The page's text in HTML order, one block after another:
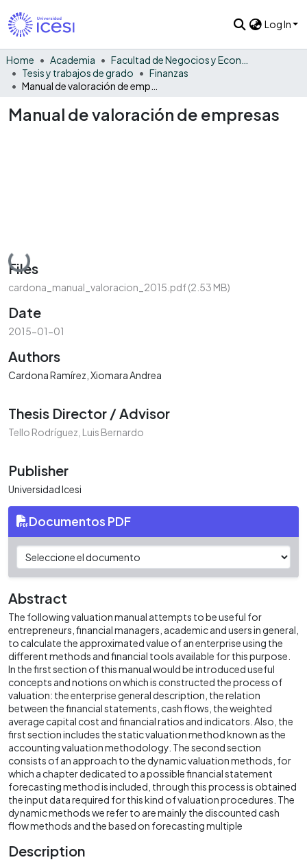
Log In
Home Academia
Tesis y trabajos de grado
Finanzas
Manual de valoración de empresas
Loading...
Files
cardona_manual_valoracion_2015.pdf(2.53 MB)
Date
2015-01-01
Authors
Cardona Ramírez, Xiomara Andrea
Thesis Director / Advisor
Tello Rodríguez, Luis Bernardo
Publisher
Universidad Icesi
Documentos PDF
Abstract
The following valuation manual attempts to be useful for
entrepreneurs, financial managers, academic and users in general,
to calculate the approximated value of an enterprise using the
different methods and financial tools available for this purpose.
In the first section of this manual would be introduced useful
concepts and notions on which is constructed the process of
valuation: the enterprise general description, the relation
between the financial statements, cash flows, the weighted
average capital cost and financial ratios and indicators. Also, the
first section includes the static valuation method known as the
accounting valuation methodology. The second section
consists of an approach to the dynamic valuation methods, for
which a chapter dedicated to a possible financial statement
forecasting method is included, through this process is obtained
the input data required for this kind of valuation procedures. The
dynamic methods we refer to are mainly the discounted cash
flow methods and the based on forecasting multiple
Description